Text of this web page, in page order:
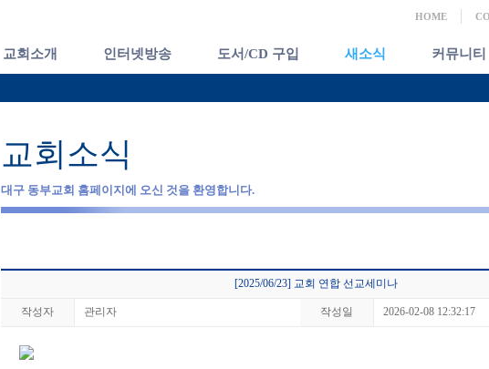
HOME
교회소개 인터넷방송 도서/CD 구입 새소식 커뮤니티
교회소식
대구 동부교회 홈페이지에 오신 것을 환영합니다.
[2025/06/23] 교회 연합 선교세미나
작성자 관리자 작성일 2026-02-08 12:32:17